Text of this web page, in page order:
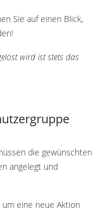
Sie auf einen Blick,
wird ist stets das
die gewünschten
angelegt und
um eine neue Aktion